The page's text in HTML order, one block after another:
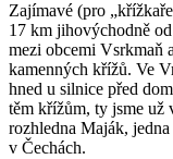
Zajímavé (pro
17 km jihovýchodně
mezi obcemi Vsrkmaň
kamenných křížů. Ve
hned u silnice před
těm křížům, ty jsme už
rozhledna Maják,
v Čechách.